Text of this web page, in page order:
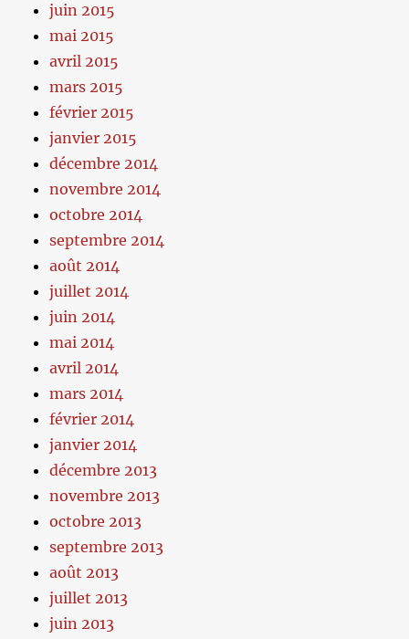
juin 2015
mai 2015
avril 2015
mars 2015
février 2015
janvier 2015
décembre 2014
novembre 2014
octobre 2014
septembre 2014
août 2014
juillet 2014
juin 2014
mai 2014
avril 2014
mars 2014
février 2014
janvier 2014
décembre 2013
novembre 2013
octobre 2013
septembre 2013
août 2013
juillet 2013
juin 2013